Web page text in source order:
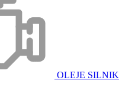
OLEJE